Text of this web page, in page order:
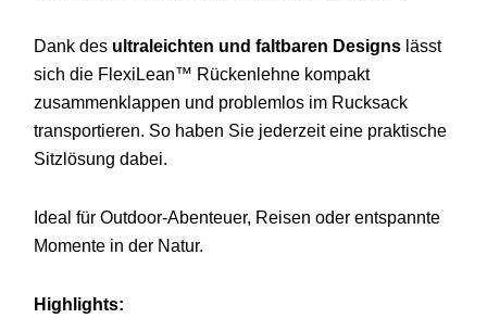
Dank des ultraleichten und faltbaren Designs lässt
sich die FlexiLean™ Rückenlehne kompakt
zusammenklappen und problemlos im Rucksack
transportieren. So haben Sie jederzeiteine praktische
Sitzlösung dabei.
Ideal für Outdoor-Abenteuer, Reisen oder entspannte
Momente in der Natur.
Highlights: